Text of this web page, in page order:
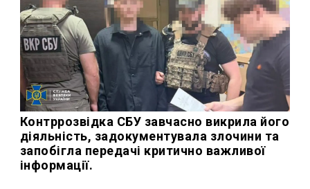
Контррозвідка СБУ завчасно викрила його
діяльність, задокументувала злочини та
запобігла передачі критично важливої
інформації.